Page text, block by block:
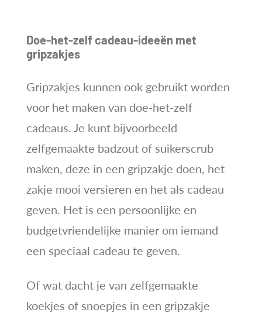
Doe-het-zelf cadeau-ideeën met
gripzakjes
Gripzakjes kunnen ook gebruikt worden
voor het maken van doe-het-zelf
cadeaus. Je kunt bijvoorbeeld
zelfgemaakte badzout of suikerscrub
maken, deze in een gripzakje doen, het
zakje mooi versieren en het als cadeau
geven. Het is een persoonlijke en
budgetvriendelijke manier om iemand
een speciaal cadeau te geven.
Of wat dacht je van zelfgemaakte
koekjes of snoepjes in een gripzakje